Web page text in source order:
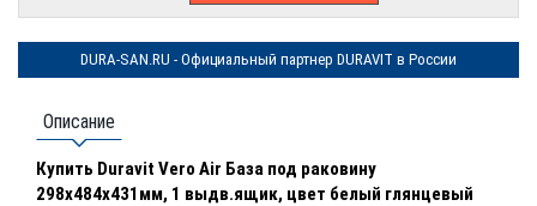
DURA-SAN.RU - Официальный партнер DURAVIT в России
Описание
Купить Duravit Vero Air База под раковину
298x484x431мм, 1 выдв.ящик, цвет белый глянцевый